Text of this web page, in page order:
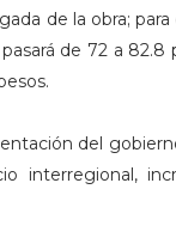
de la obra; para
de 72 a 82.8
del
interregional,